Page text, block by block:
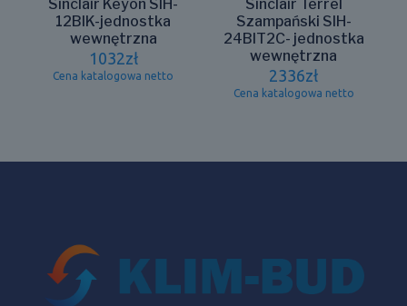
Sinclair Keyon SIH-
12BIK-jednostka
wewnętrzna
1032zł
Cena katalogowa netto
Sinclair Terrel
Szampański SIH-
24BIT2C- jednostka
wewnętrzna
2336zł
Cena katalogowa netto